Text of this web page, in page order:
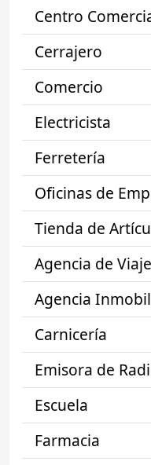
Centro
Cerrajero
Comercio
Electricista
Ferretería
Oficinas de
Tienda de
Agencia de
Agencia
Carnicería
Emisora de
Escuela
Farmacia